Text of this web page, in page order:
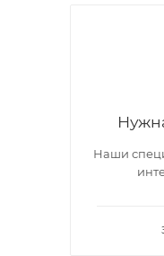
Наши